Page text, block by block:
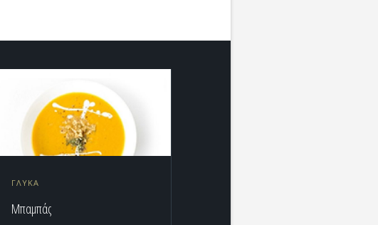
ΓΛΥΚΑ
Μπαμπάς